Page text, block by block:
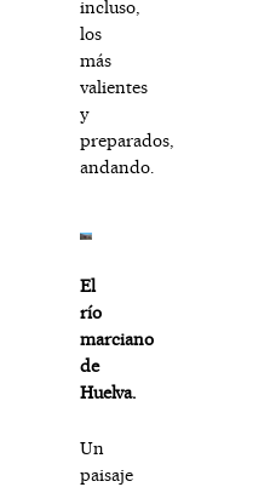
incluso,
los
más
valientes
y
preparados,
andando.
El
río
marciano
de
Huelva.
Un
paisaje